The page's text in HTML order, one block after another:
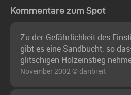
Kommentare zum Spot
Zu der Gefährlichkeit des
gibt es eine Sandbucht, so
glitschigen Holzeinstieg
November 2002 © danbreit